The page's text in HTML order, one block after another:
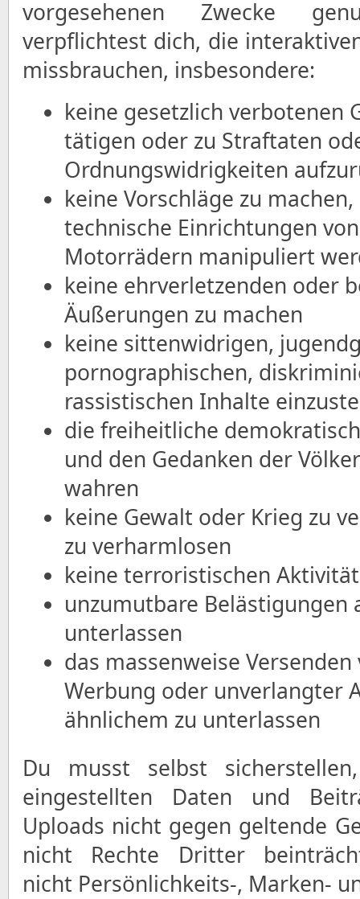
vorgesehenen Zwecke
verpflichtest dich, die
missbrauchen, insbesondere:
keine gesetzlich verbotenen
tätigen oder zu Straftaten
Ordnungswidrigkeiten
keine Vorschläge zu
technische Einrichtungen
Motorrädern manipuliert
keine ehrverletzenden oder
Äußerungen zu machen
keine sittenwidrigen,
pornographischen,
rassistischen Inhalte
die freiheitliche
und den Gedanken der
wahren
keine Gewalt oder Krieg zu
zu verharmlosen
keine terroristischen
unzumutbare Belästigungen
unterlassen
das massenweise
Werbung oder unverlangter
ähnlichem zu unterlassen
Du musst selbst
eingestellten Daten und
Uploads nicht gegen geltende
nicht Rechte Dritter
nicht Persönlichkeits-, Marken-